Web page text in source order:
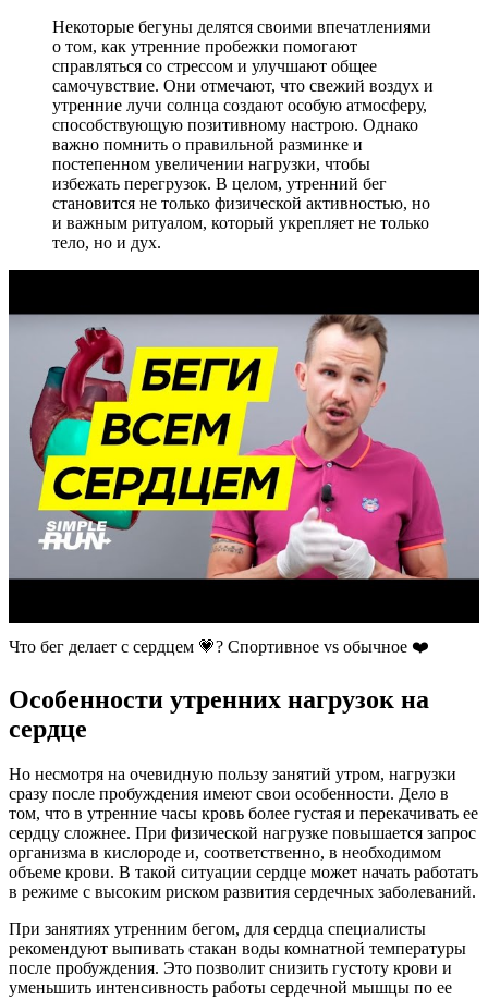
Некоторые бегуны делятся своими впечатлениями
о том, как утренние пробежки помогают
справляться со стрессом и улучшают общее
самочувствие. Они отмечают, что свежий воздух и
утренние лучи солнца создают особую атмосферу,
способствующую позитивному настрою. Однако
важно помнить о правильной разминке и
постепенном увеличении нагрузки, чтобы
избежать перегрузок. В целом, утренний бег
становится не только физической активностью, но
и важным ритуалом, который укрепляет не только
тело, но и дух.
Что бег делает с сердцем 💗? Спортивное vs обычное ❤️
Особенности утренних нагрузок на
сердце
Но несмотря на очевидную пользу занятий утром, нагрузки
сразу после пробуждения имеют свои особенности. Дело в
том, что в утренние часы кровь более густая и перекачивать ее
сердцу сложнее. При физической нагрузке повышается запрос
организма в кислороде и, соответственно, в необходимом
объеме крови. В такой ситуации сердце может начать работать
в режиме с высоким риском развития сердечных заболеваний.
При занятиях утренним бегом, для сердца специалисты
рекомендуют выпивать стакан воды комнатной температуры
после пробуждения. Это позволит снизить густоту крови и
уменьшить интенсивность работы сердечной мышцы по ее